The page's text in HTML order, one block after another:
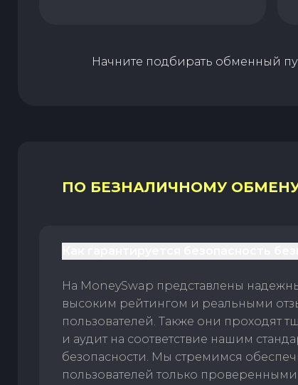
Начните подбирать обменный
ПО БЕЗНАЛИЧНОМУ
На MoneySwap представлены
высоким рейтингом и реальными
пользователей. Также они проходят
и аудит на соответствие нашим
безопасности. Мы стремимся
пользователей только